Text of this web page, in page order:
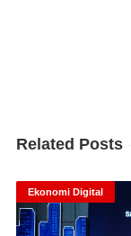
Related Posts
Ekonomi Digital